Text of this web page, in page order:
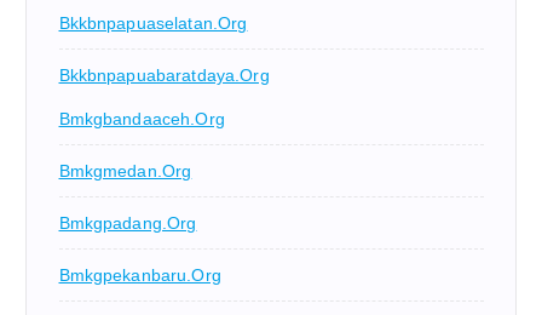
Bkkbnpapuaselatan.org
Bkkbnpapuabaratdaya.org
Bmkgbandaaceh.org
Bmkgmedan.org
Bmkgpadang.org
Bmkgpekanbaru.org